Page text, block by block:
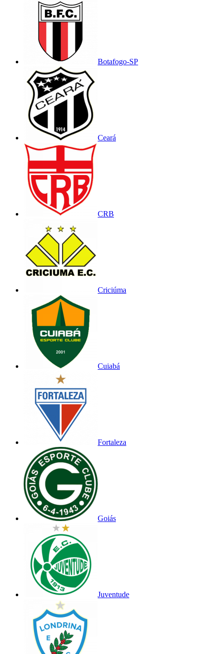
Botafogo-SP
Ceará
CRB
Criciúma
Cuiabá
Fortaleza
Goiás
Juventude